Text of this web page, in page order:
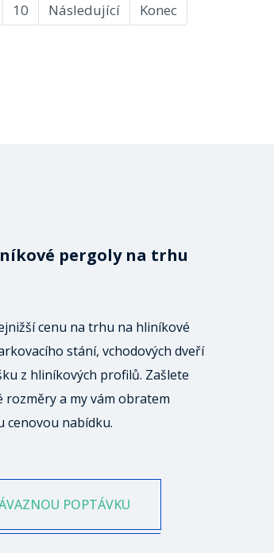
10 Následující Konec
pergoly na trhu
cenu na trhu na hliníkové
stání, vchodových dveří
z hliníkových profilů. Zašlete
a my vám obratem
cenovou nabídku.
POPTÁVKU